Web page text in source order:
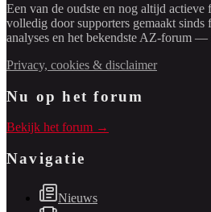
Een van de oudste en nog altijd actieve
volledig door supporters gemaakt
analyses en het bekendste AZ-forum —
Privacy, cookies & disclaimer
Nu op het forum
Bekijk het forum →
Navigatie
Nieuws